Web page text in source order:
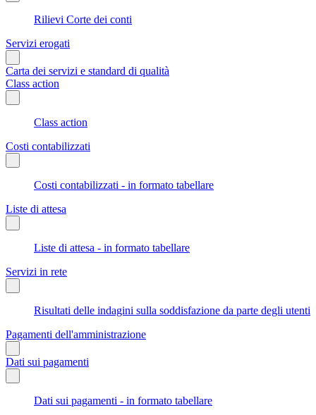
Rilievi Corte dei conti
Servizi erogati
Carta dei servizi e standard di qualità
Class action
Class action
Costi contabilizzati
Costi contabilizzati - in formato tabellare
Liste di attesa
Liste di attesa - in formato tabellare
Servizi in rete
Risultati delle indagini sulla soddisfazione da parte degli utenti
Pagamenti dell'amministrazione
Dati sui pagamenti
Dati sui pagamenti - in formato tabellare